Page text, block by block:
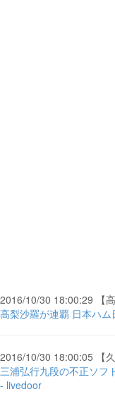
2016/10/30 18:00:29 【高
高梨沙羅が連覇 日本ハ
2016/10/30 18:00:05 【久
三浦弘行九段の不正ソフ
- livedoor